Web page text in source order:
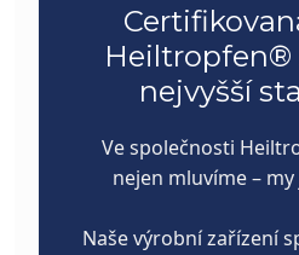
Heiltropfen®️
nejvyšší
Ve společnosti
nejen mluvíme –
Naše výrobní zařízení